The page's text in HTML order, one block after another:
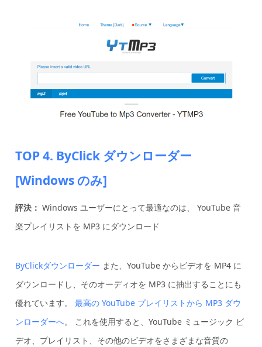
TOP 4. ByClick ダウンローダー
[Windows のみ]
評決：Windows ユーザーにとって最適なのは、YouTube 音
楽プレイリストを MP3 にダウンロード
ByClickダウンローダー また、YouTube からビデオを MP4 に
ダウンロードし、そのオーディオを MP3 に抽出することにも
優れています。最高の YouTube プレイリストから MP3 ダウ
ンローダーへ。 これを使用すると、YouTube ミュージック ビ
デオ、プレイリスト、その他のビデオをさまざまな音質の